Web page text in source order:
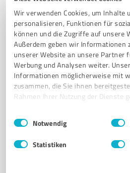
Wir verwenden Cookies, um Inhalte
personalisieren, Funktionen für
können und die Zugriffe auf unsere
Außerdem geben wir Informationen
unserer Website an unsere Partner
Werbung und Analysen weiter.
Informationen möglicherweise mit
zusammen, die Sie ihnen
Rahmen Ihrer Nutzung der Dienste
Impressum
Einwilligungsauswahl
Notwendig
Statistiken
ÖKOSTROM
Osttangente 17, 38820
Tel. 03941 5954300
info@agro-
www.agro-nonwoven.com/
Bewertungen (1 Quelle)